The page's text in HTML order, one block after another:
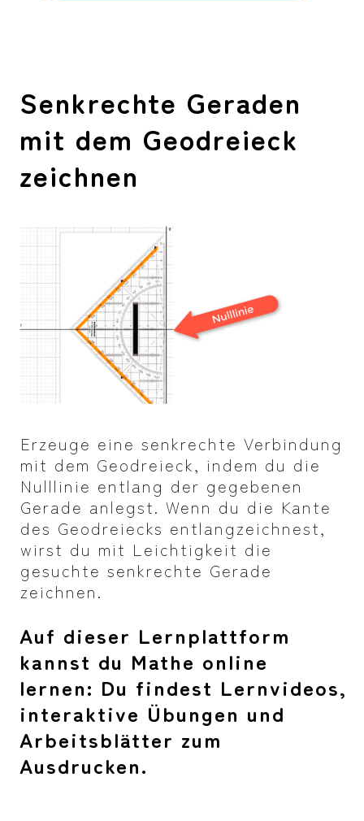
Senkrechte Geraden
mit dem Geodreieck
zeichnen
Erzeuge eine senkrechte Verbindung
mit dem Geodreieck, indem du die
Nulllinie entlang der gegebenen
Gerade anlegst. Wenn du die Kante
des Geodreiecks entlangzeichnest,
wirst du mit Leichtigkeit die
gesuchte senkrechte Gerade
zeichnen.
Auf dieser Lernplattform
kannst du Mathe online
lernen: Du findest Lernvideos,
interaktive Übungen und
Arbeitsblätter zum
Ausdrucken.